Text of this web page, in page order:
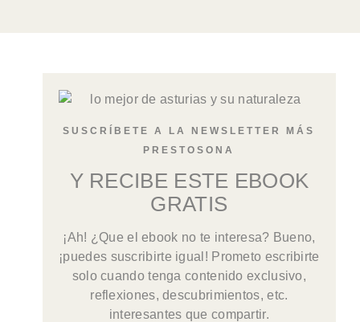
SUSCRÍBETE A LA NEWSLETTER MÁS
PRESTOSONA
Y RECIBE ESTE EBOOK
GRATIS
¡Ah! ¿Que el ebook no te interesa? Bueno,
¡puedes suscribirte igual! Prometo escribirte
solo cuando tenga contenido exclusivo,
reflexiones, descubrimientos, etc.
interesantes que compartir.